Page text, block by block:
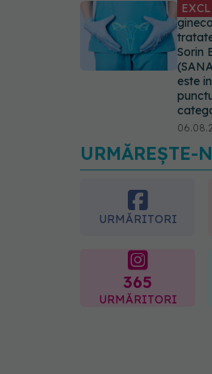
Sorin
este
vs
URMĂREȘTE-
URMĂRITORI
365
URMĂRITORI